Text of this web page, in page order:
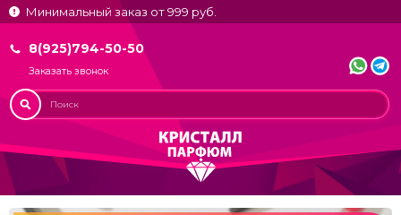
Минимальный заказ от 999 руб.
8(925)794-50-50
Заказать звонок